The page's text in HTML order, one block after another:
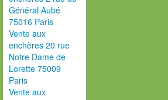
Général Aubé
75016 Paris
Vente aux
enchères 20 rue
Notre Dame de
Lorette 75009
Paris
Vente aux